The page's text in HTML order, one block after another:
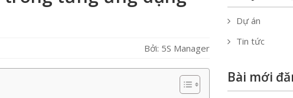
Bởi: 5S Manager
Dự án
Tin tức
Bài mới